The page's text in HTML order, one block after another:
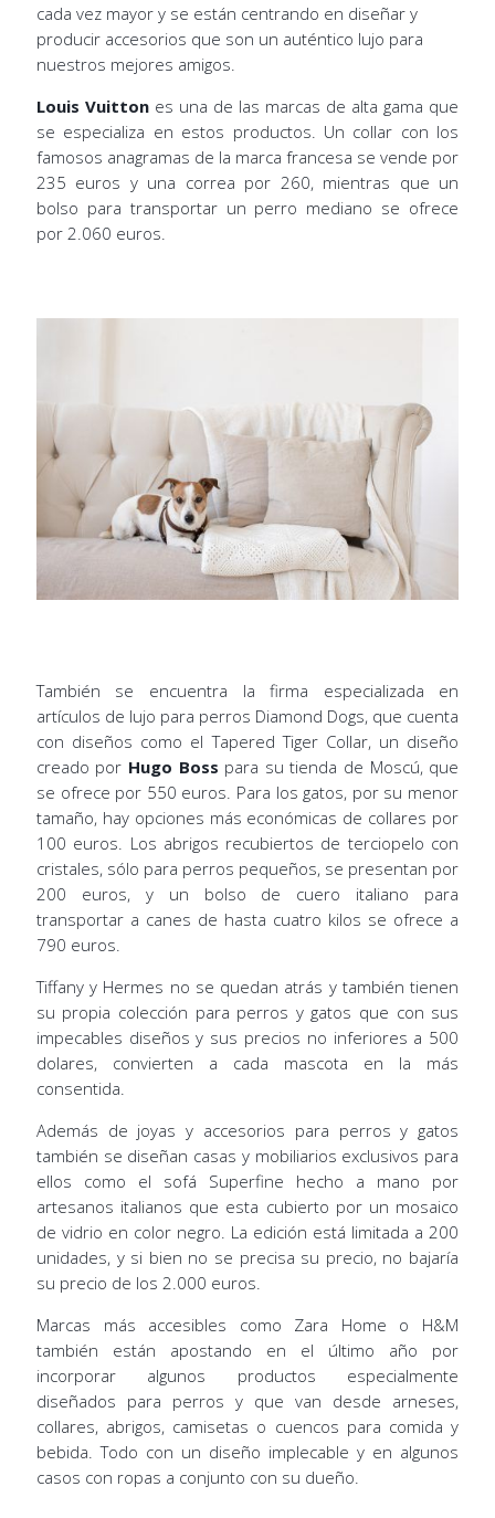
cada vez mayor y se están centrando en diseñar y
producir accesorios que son un auténtico lujo para
nuestros mejores amigos.
Louis Vuittones una de las marcas de alta gama que
se especializa en estos productos. Un collar con los
famosos anagramas de la marca francesa se vende por
235 euros y una correa por 260, mientras que un
bolso para transportar un perro mediano se ofrece
por 2.060 euros.
También se encuentra la firma especializada en
artículos de lujo para perros Diamond Dogs, que cuenta
con diseños como el Tapered Tiger Collar, un diseño
creado por Hugo Boss para su tienda de Moscú, que
se ofrece por 550 euros. Para los gatos, por su menor
tamaño, hay opciones más económicas de collares por
100 euros. Los abrigos recubiertos de terciopelo con
cristales, sólo para perros pequeños, se presentan por
200 euros, y un bolso de cuero italiano para
transportar a canes de hasta cuatro kilos se ofrece a
790 euros.
Tiffany y Hermes no se quedan atrás y también tienen
su propia colección para perros y gatos que con sus
impecables diseños y sus precios no inferiores a 500
dolares, convierten a cada mascota en la más
consentida.
Además de joyas y accesorios para perros y gatos
también se diseñan casas y mobiliarios exclusivos para
ellos como el sofá Superfine hecho a mano por
artesanos italianos que esta cubierto por un mosaico
de vidrio en color negro. La edición está limitada a 200
unidades, y si bien no se precisa su precio, no bajaría
su precio de los 2.000 euros.
Marcas más accesibles como Zara Home o H&M
también están apostando en el último año por
incorporar algunos productos especialmente
diseñados para perros y que van desde arneses,
collares, abrigos, camisetas o cuencos para comida y
bebida. Todo con un diseño implecable y en algunos
casos con ropas a conjunto con su dueño.